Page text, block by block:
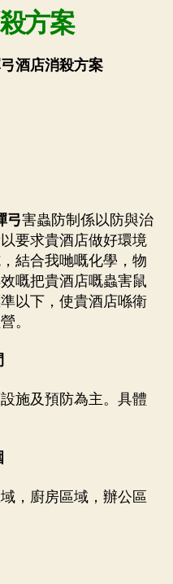
方案
酒店消殺方案
弓害蟲防制係以防與治
要求貴酒店做好環境
結合我哋嘅化學，物
嘅把貴酒店嘅蟲害鼠
以下，使貴酒店喺衛
。
施及預防為主。具體
，廚房區域，辦公區